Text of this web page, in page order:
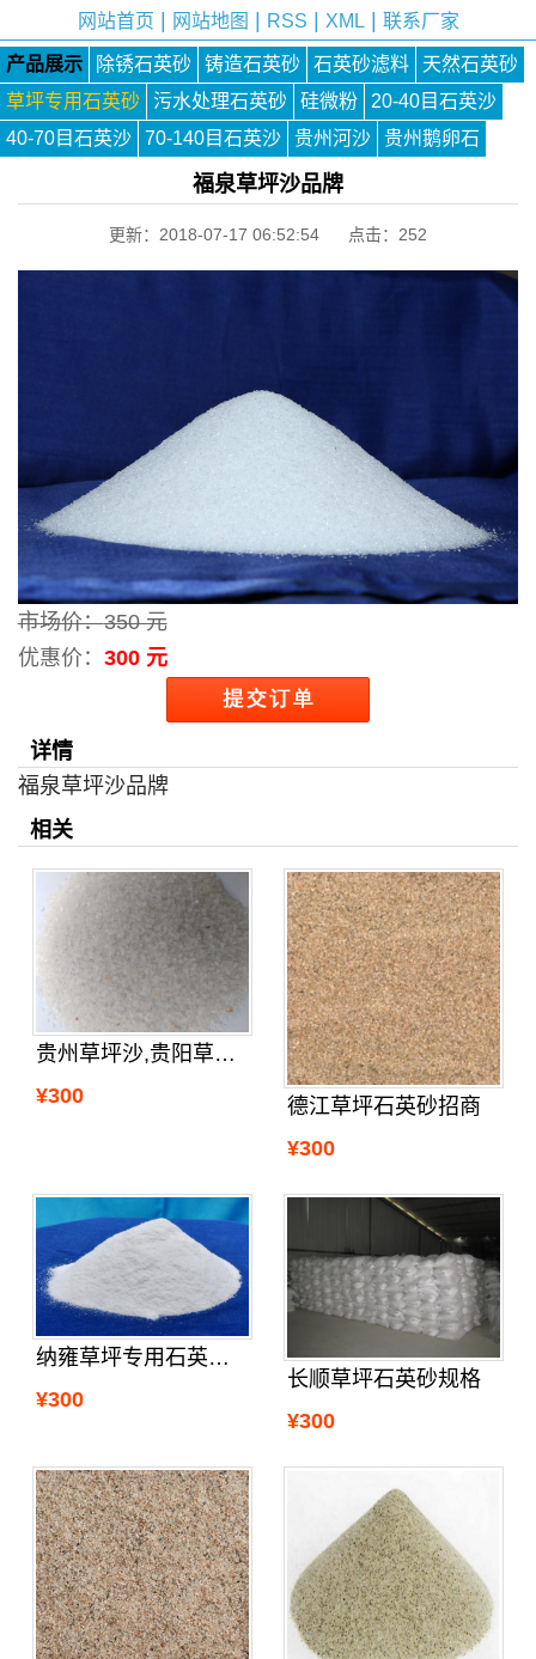
网站首页 网站地图 RSS XML| 联系厂家
产品展示 除锈石英砂 铸造石英砂 石英砂滤料
天然石英砂
草坪专用石英砂
污水处理石英砂 硅微粉
20-40目石英沙
40-70目石英沙
70-140目石英沙 贵州河沙 贵州鹅卵石
福泉草坪沙品牌
更新：2018-07-17 06:52:54 点击： 252
市场价：350 元
优惠价： 300 元
详情
福泉草坪沙品牌
相关
贵州草坪沙,贵阳草坪沙
¥300
德江草坪石英砂招商
¥300
纳雍草坪专用石英砂供应
¥300
长顺草坪石英砂规格
¥300